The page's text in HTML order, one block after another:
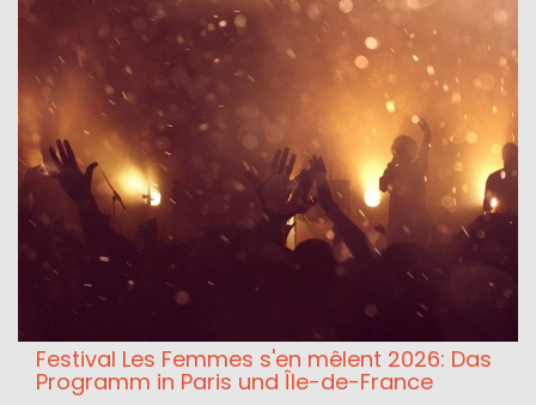
Festival Les Femmes s'en mêlent 2026: Das
Programm in Paris und Île-de-France